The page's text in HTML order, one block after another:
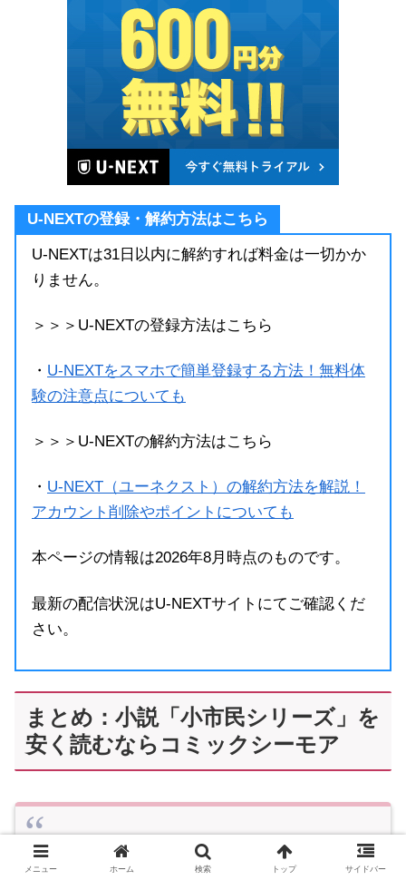
U-NEXTの登録・解約方法はこちら
U-NEXTは31日以内に解約すれば料金は一切かか
りません。
＞＞＞U-NEXTの登録方法はこちら
・ U-NEXTをスマホで簡単登録する方法！無料体
験の注意点についても
＞＞＞U-NEXTの解約方法はこちら
・ U-NEXT（ユーネクスト）の解約方法を解説！
アカウント削除やポイントについても
本ページの情報は2026年8月時点のものです。
最新の配信状況はU-NEXTサイトにてご確認くだ
さい。
まとめ：小説「小市民シリーズ」を
安く読むならコミックシーモア
🍰―――――
⠀⠀⠀⠀『
#小市民 シリーズ』
メニュー ホーム 検索 トップ サイドバー